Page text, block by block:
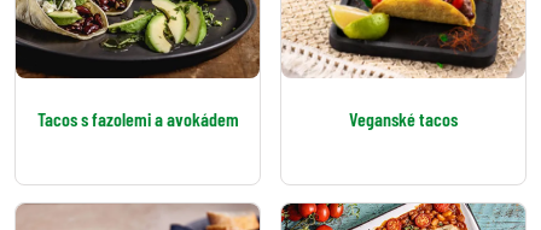
Tacos s fazolemi a avokádem Veganské tacos